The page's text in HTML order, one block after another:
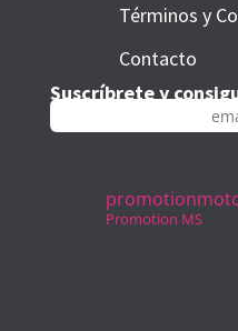
Términos y
Contacto
Suscríbrete y
Promotion MS